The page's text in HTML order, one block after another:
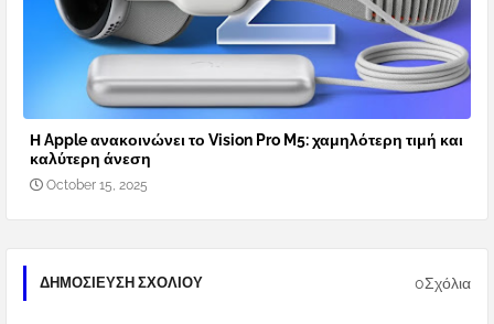
Η Apple ανακοινώνει το Vision Pro M5: χαμηλότερη τιμή και
καλύτερη άνεση
October 15, 2025
ΔΗΜΟΣΊΕΥΣΗ ΣΧΟΛΊΟΥ 0Σχόλια